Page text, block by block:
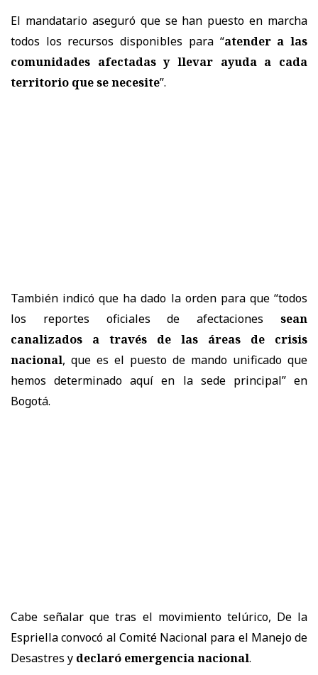
El mandatario aseguró que se han puesto en marcha
todos los recursos disponibles para “atender a las
comunidades afectadas y llevar ayuda a cada
territorio que se necesite”.
También indicó que ha dado la orden para que “todos
los reportes oficiales de afectaciones sean
canalizados a través de las áreas de crisis
nacional, que es el puesto de mando unificado que
hemos determinado aquí en la sede principal” en
Bogotá.
Cabe señalar que tras el movimiento telúrico, De la
Espriellaconvocó al Comité Nacional para el Manejo de
Desastres y declaró emergencia nacional.